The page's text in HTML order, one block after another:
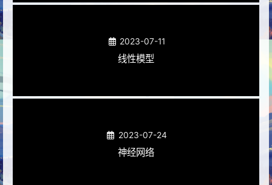
2023-07-11
线性模型
2023-07-24
神经网络